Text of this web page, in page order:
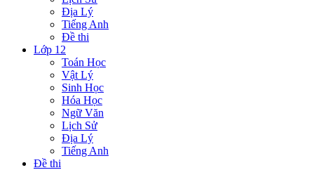
Địa Lý
Tiếng Anh
Đề thi
Lớp 12
Toán Học
Vật Lý
Sinh Học
Hóa Học
Ngữ Văn
Lịch Sử
Địa Lý
Tiếng Anh
Đề thi